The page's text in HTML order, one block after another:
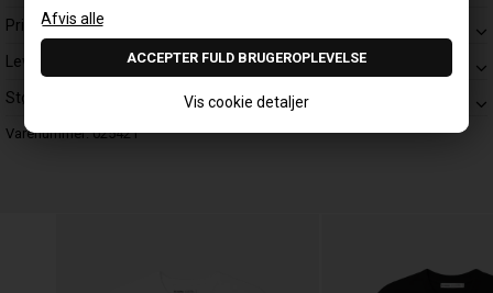
Vis cookie detaljer
Prisgaranti
Levering
Størrelsesguide
Varenummer:025421